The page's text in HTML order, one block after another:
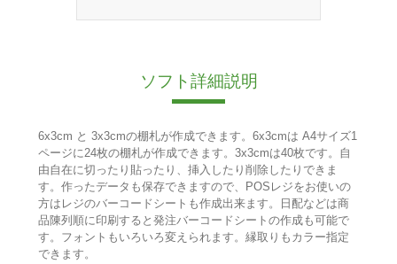
ソフト詳細説明
6x3cm と 3x3cmの棚札が作成できます。6x3cmは A4サイズ1
ページに24枚の棚札が作成できます。3x3cmは40枚です。自
由自在に切ったり貼ったり、挿入したり削除したりできま
す。作ったデータも保存できますので、POSレジをお使いの
方はレジのバーコードシートも作成出来ます。日配などは商
品陳列順に印刷すると発注バーコードシートの作成も可能で
す。フォントもいろいろ変えられます。縁取りもカラー指定
できます。